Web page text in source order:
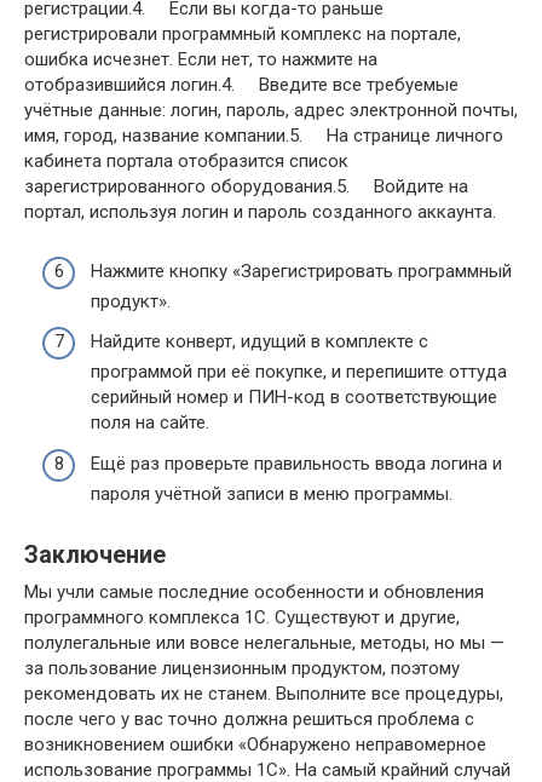
регистрации.4. Если вы когда-то раньше
регистрировали программный комплекс на портале,
ошибка исчезнет. Если нет, то нажмите на
отобразившийся логин.4. Введите все требуемые
учётные данные: логин, пароль, адрес электронной почты,
имя, город, название компании.5. На странице личного
кабинета портала отобразится список
зарегистрированного оборудования.5. Войдите на
портал, используя логин и пароль созданного аккаунта.
Нажмите кнопку «Зарегистрировать программный
продукт».
Найдите конверт, идущий в комплекте с
программой при её покупке, и перепишите оттуда
серийный номер и ПИН-код в соответствующие
поля на сайте.
Ещё раз проверьте правильность ввода логина и
пароля учётной записи в меню программы.
Заключение
Мы учли самые последние особенности и обновления
программного комплекса 1С. Существуют и другие,
полулегальные или вовсе нелегальные, методы, но мы —
за пользование лицензионным продуктом, поэтому
рекомендовать их не станем. Выполните все процедуры,
после чего у вас точно должна решиться проблема с
возникновением ошибки «Обнаружено неправомерное
использование программы 1С». На самый крайний случай